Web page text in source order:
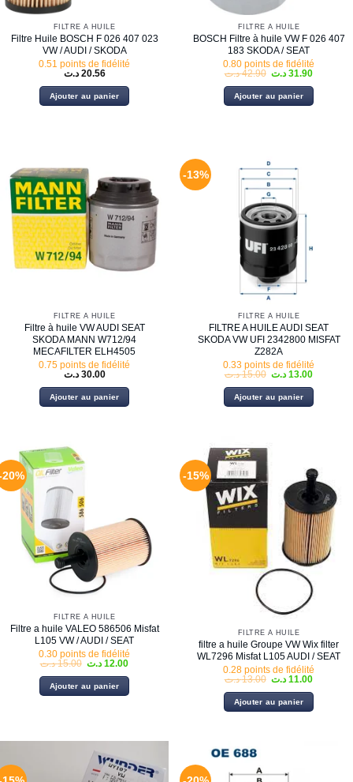
FILTRE À HUILE
Filtre Huile BOSCH F 026 407 023
VW / AUDI / SKODA
0.51 points de fidélité
20.56 د.ت
Ajouter au panier
FILTRE À HUILE
BOSCH Filtre à huile VW F 026 407
183 SKODA / SEAT
0.80 points de fidélité
42.90 د.ت
Le
initial
était :
31.90 د.ت
Le
actuel
est :
Ajouter au panier
FILTRE À HUILE
Filtre à huile VW AUDI SEAT
SKODA MANN W712/94
MECAFILTER ELH4505
0.75 points de fidélité
30.00 د.ت
Ajouter au panier
-13%
FILTRE À HUILE
FILTRE A HUILE AUDI SEAT
SKODA VW UFI 2342800 MISFAT
Z282A
0.33 points de fidélité
15.00 د.ت
Le
initial
était :
13.00 د.ت
Le
actuel
est :
Ajouter au panier
FILTRE À HUILE
Filtre a huile VALEO 586506 Misfat
L105 VW / AUDI / SEAT
0.30 points de fidélité
15.00 د.ت
Le
initial
était :
12.00 د.ت
Le
actuel
est :
Ajouter au panier
-15%
FILTRE À HUILE
filtre a huile Groupe VW Wix filter
WL7296 Misfat L105 AUDI / SEAT
0.28 points de fidélité
13.00 د.ت
Le
initial
était :
11.00 د.ت
Le
actuel
est :
Ajouter au panier